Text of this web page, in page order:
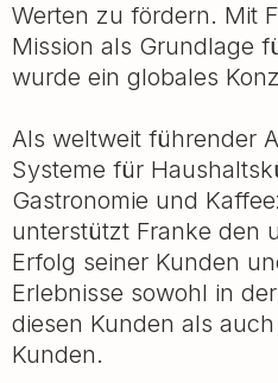
Werten zu fördern. Mit
Mission als Grundlage
wurde ein globales
Als weltweit führender
Systeme für
Gastronomie und
unterstützt Franke den
Erfolg seiner Kunden
Erlebnisse sowohl in
diesen Kunden als
Kunden.